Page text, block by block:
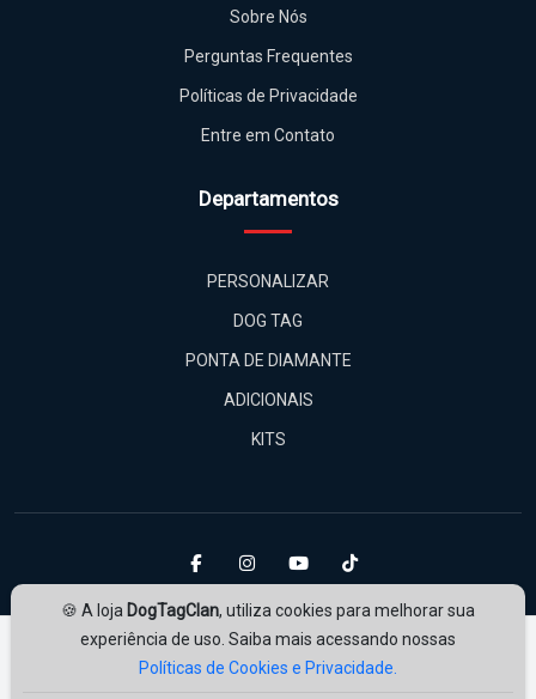
🍪 A loja DogTagClan, utiliza cookies para melhorar sua
experiência de uso. Saiba mais acessando nossas
Políticas de Cookies e Privacidade.
Sobre Nós
Perguntas Frequentes
Políticas de Privacidade
Entre em Contato
Departamentos
PERSONALIZAR
DOG TAG
PONTA DE DIAMANTE
ADICIONAIS
KITS